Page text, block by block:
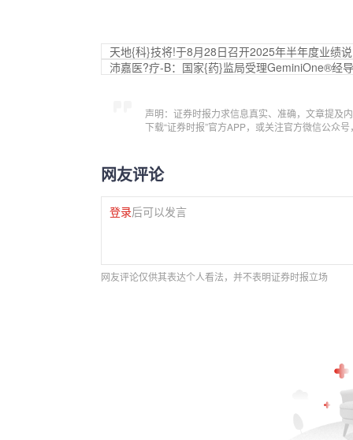
天地{科}技将!于8月28日召开2025年半年度业绩
沛嘉医?疗-B：国家{药}监局受理GeminiOne®经
声明：证券时报力求信息真实、准确，文章提及
下载“证券时报”官方APP，或关注官方微信公众
网友评论
登录后可以发言
网友评论仅供其表达个人看法，并不表明证券时报立场